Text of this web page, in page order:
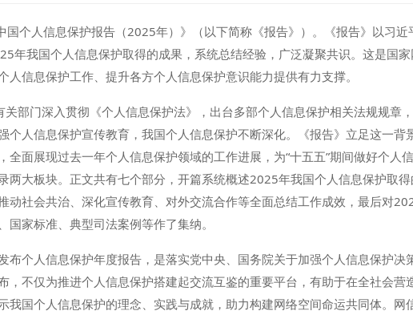
个人信息保护报告（2025年）》（以下简称《报告》）。《报告》以习近
年我国个人信息保护取得的成果，系统总结经验，广泛凝聚共识。这是国
信息保护工作、提升各方个人信息保护意识能力提供有力支撑。
关部门深入贯彻《个人信息保护法》，出台多部个人信息保护相关法规规章
个人信息保护宣传教育，我国个人信息保护不断深化。《报告》立足这一背
面展现过去一年个人信息保护领域的工作进展，为“十五五”期间做好个人
大板块。正文共有七个部分，开篇系统概述2025年我国个人信息保护取得
动社会共治、深化宣传教育、对外交流合作等全面总结工作成效，最后对
家标准、典型司法案例等作了集纳。
布个人信息保护年度报告，是落实党中央、国务院关于加强个人信息保护决
，不仅为推进个人信息保护搭建起交流互鉴的重要平台，有助于在全社会营
我国个人信息保护的理念、实践与成就，助力构建网络空间命运共同体。网